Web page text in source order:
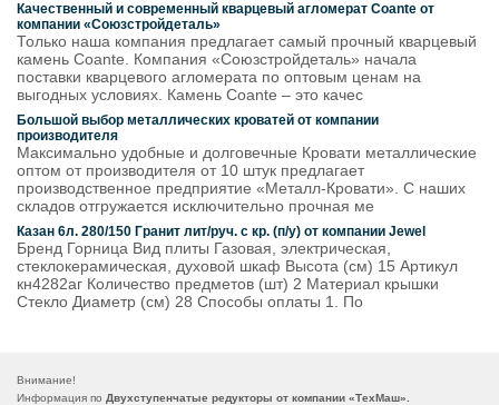
Качественный и современный кварцевый агломерат Coante от
компании «Союзстройдеталь»
Только наша компания предлагает самый прочный кварцевый
камень Coante. Компания «Союзстройдеталь» начала
поставки кварцевого агломерата по оптовым ценам на
выгодных условиях. Камень Coante – это качес
Большой выбор металлических кроватей от компании
производителя
Максимально удобные и долговечные Кровати металлические
оптом от производителя от 10 штук предлагает
производственное предприятие «Металл-Кровати». С наших
складов отгружается исключительно прочная ме
Казан 6л. 280/150 Гранит лит/руч. с кр. (п/у) от компании Jewel
Бренд Горница Вид плиты Газовая, электрическая,
стеклокерамическая, духовой шкаф Высота (см) 15 Артикул
кн4282аг Количество предметов (шт) 2 Материал крышки
Стекло Диаметр (см) 28 Способы оплаты 1. По
Внимание!
Информация по Двухступенчатые редукторы от компании «ТехМаш».